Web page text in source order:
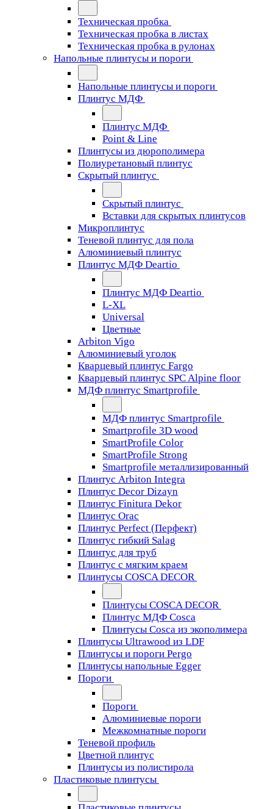
Техническая пробка
Техническая пробка в листах
Техническая пробка в рулонах
Напольные плинтусы и пороги
Напольные плинтусы и пороги
Плинтус МДФ
Плинтус МДФ
Point & Line
Плинтусы из дюрополимера
Полиуретановый плинтус
Скрытый плинтус
Скрытый плинтус
Вставки для скрытых плинтусов
Микроплинтус
Теневой плинтус для пола
Алюминиевый плинтус
Плинтус МДФ Deartio
Плинтус МДФ Deartio
L-XL
Universal
Цветные
Arbiton Vigo
Алюминиевый уголок
Кварцевый плинтус Fargo
Кварцевый плинтус SPC Alpine floor
МДФ плинтус Smartprofile
МДФ плинтус Smartprofile
Smartprofile 3D wood
SmartProfile Color
SmartProfile Strong
Smartprofile металлизированный
Плинтус Arbiton Integra
Плинтус Decor Dizayn
Плинтус Finitura Dekor
Плинтус Orac
Плинтус Perfect (Перфект)
Плинтус гибкий Salag
Плинтус для труб
Плинтус с мягким краем
Плинтусы COSCA DECOR
Плинтусы COSCA DECOR
Плинтус МДФ Cosca
Плинтусы Cosca из экополимера
Плинтусы Ultrawood из LDF
Плинтусы и пороги Pergo
Плинтусы напольные Egger
Пороги
Пороги
Алюминиевые пороги
Межкомнатные пороги
Теневой профиль
Цветной плинтус
Плинтусы из полистирола
Пластиковые плинтусы